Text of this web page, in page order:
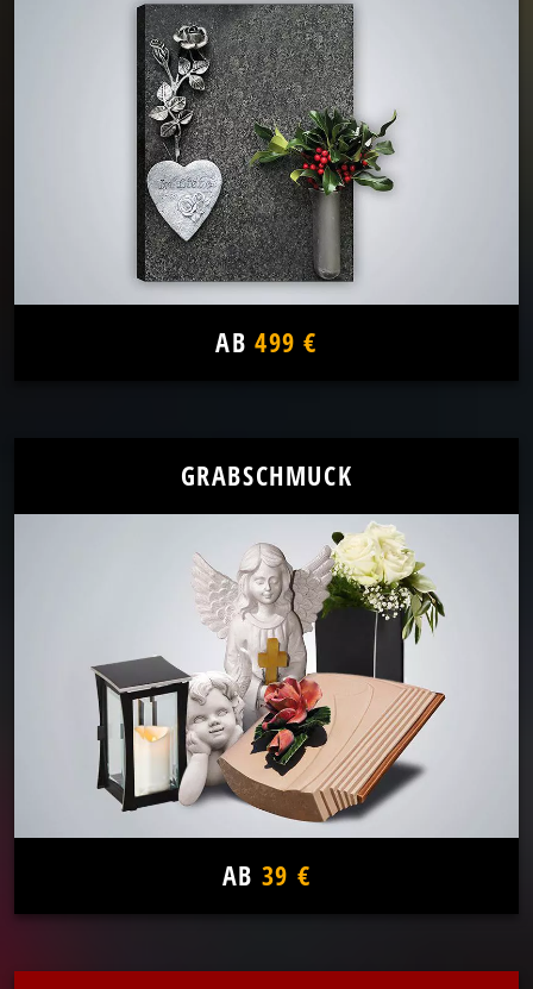
AB 499 €
GRABSCHMUCK
AB 39 €